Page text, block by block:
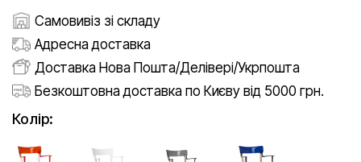
Самовивіз зі складу
Адресна доставка
Доставка Нова Пошта/Делівері/Укрпошта
Безкоштовна доставка по Києву від 5000 грн.
Колір: